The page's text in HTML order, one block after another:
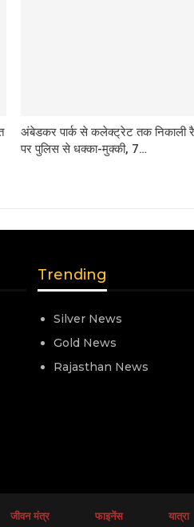
अंबेडकर पार्क से कलेक्ट्रेट तक निकाली
पर पुलिस से धक्का-मुक्की, 7…
Trending
Silver News
Gold News
Rajasthan News
जीवन मंत्र फाइनेंस यात्रा